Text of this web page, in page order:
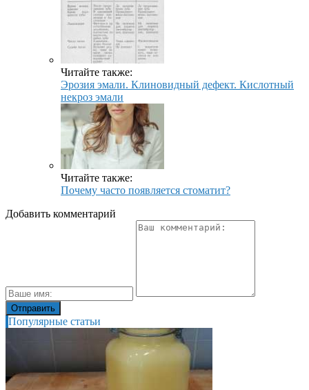
Читайте также:
Эрозия эмали. Клиновидный дефект. Кислотный
некроз эмали
Читайте также:
Почему часто появляется стоматит?
Добавить комментарий
Популярные статьи